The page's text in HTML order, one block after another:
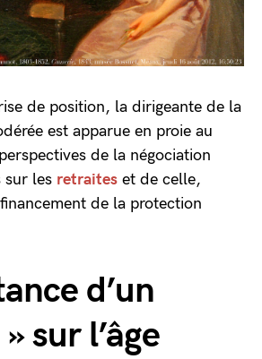
de position, la dirigeante de la
est apparue en proie au
de la négociation
sur les retraites et de celle,
de la protection
d’un
sur l’âge